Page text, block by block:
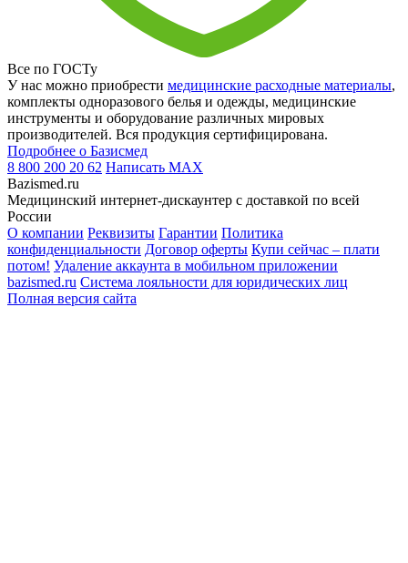
Все по ГОСТу
У нас можно приобрести медицинские расходные материалы,
комплекты одноразового белья и одежды, медицинские
инструменты и оборудование различных мировых
производителей. Вся продукция сертифицирована.
Подробнее о Базисмед
8 800 200 20 62 Написать MAX
Bazismed.ru
Медицинский интернет-дискаунтер с доставкой по всей
России
О компании Реквизиты Гарантии Политика
конфиденциальности Договор оферты Купи сейчас – плати
потом! Удаление аккаунта в мобильном приложении
bazismed.ru Система лояльности для юридических лиц
Полная версия сайта